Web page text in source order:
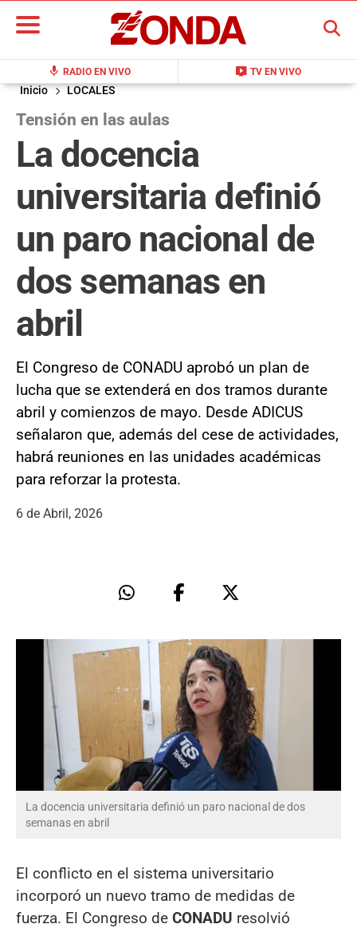
mic RADIO EN VIVO live_tv TV EN VIVO
BUSCAR
Inicio LOCALES
Tensión en las aulas
La docencia
universitaria definió
un paro nacional de
dos semanas en
abril
El Congreso de CONADU aprobó un plan de
lucha que se extenderá en dos tramos durante
abril y comienzos de mayo. Desde ADICUS
señalaron que, además del cese de actividades,
habrá reuniones en las unidades académicas
para reforzar la protesta.
6 de Abril, 2026
La docencia universitaria definió un paro nacional de dos
semanas en abril
El conflicto en el sistema universitario
incorporó un nuevo tramo de medidas de
fuerza. El Congreso de CONADU resolvió